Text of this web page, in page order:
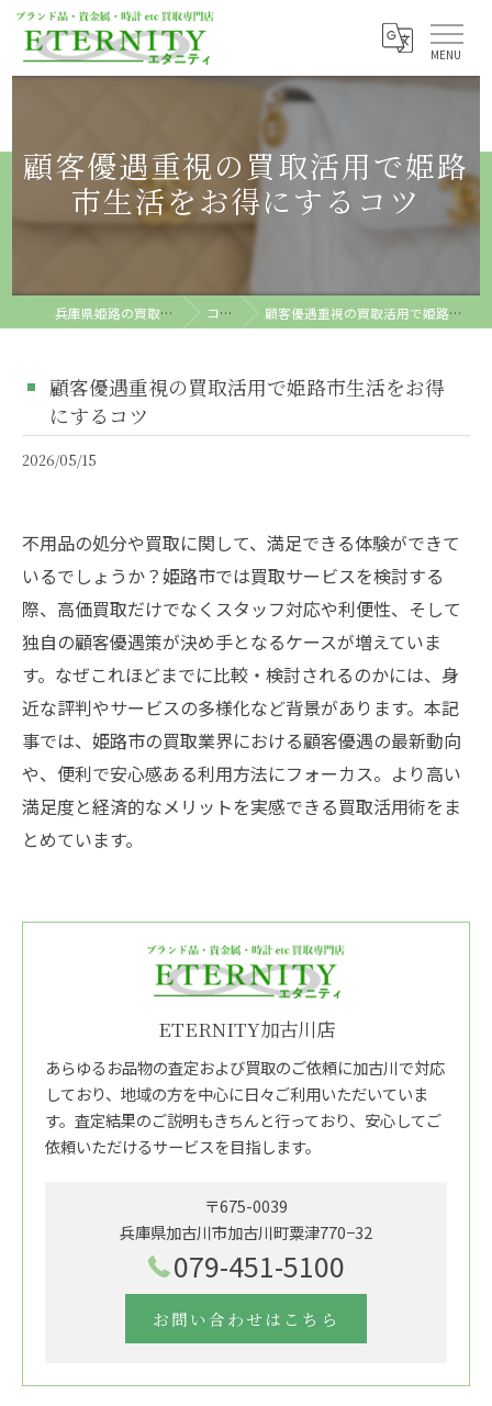
顧客優遇重視の買取活用で姫路
市生活をお得にするコツ
兵庫県姫路の買取ならETERNITY コラム 顧客優遇重視の買取活用で姫路市生活をお得にするコツ
顧客優遇重視の買取活用で姫路市生活をお得
にするコツ
2026/05/15
不用品の処分や買取に関して、満足できる体験ができて
いるでしょうか？姫路市では買取サービスを検討する
際、高価買取だけでなくスタッフ対応や利便性、そして
独自の顧客優遇策が決め手となるケースが増えていま
す。なぜこれほどまでに比較・検討されるのかには、身
近な評判やサービスの多様化など背景があります。本記
事では、姫路市の買取業界における顧客優遇の最新動向
や、便利で安心感ある利用方法にフォーカス。より高い
満足度と経済的なメリットを実感できる買取活用術をま
とめています。
ETERNITY加古川店
あらゆるお品物の査定および買取のご依頼に加古川で対応
しており、地域の方を中心に日々ご利用いただいていま
す。査定結果のご説明もきちんと行っており、安心してご
依頼いただけるサービスを目指します。
〒675-0039
兵庫県加古川市加古川町粟津770−32
079-451-5100
お問い合わせはこちら